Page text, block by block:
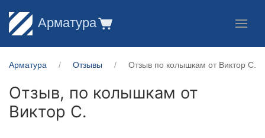
Арматура
Арматура Отзывы Отзыв по колышкам от Виктор С.
Отзыв, по колышкам от
Виктор С.